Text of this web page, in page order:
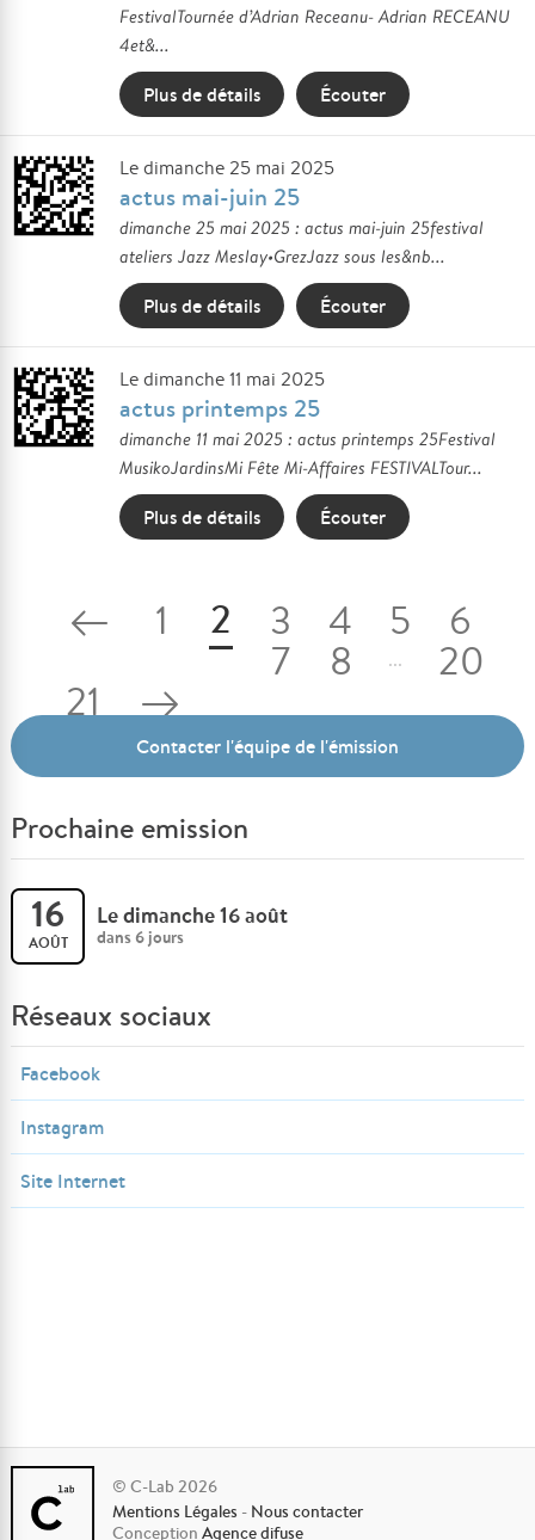
FestivalTournée d’Adrian Receanu- Adrian RECEANU
4et&...
Plus de détails Écouter
Le dimanche 25 mai 2025
actus mai-juin 25
dimanche 25 mai 2025 : actus mai-juin 25festival
ateliers Jazz Meslay•GrezJazz sous les&nb...
Plus de détails Écouter
Le dimanche 11 mai 2025
actus printemps 25
dimanche 11 mai 2025 : actus printemps 25Festival
MusikoJardinsMi Fête Mi-Affaires FESTIVALTour...
Plus de détails Écouter
1 2 3 4 5
6
7
8 ...
20
21
Contacter l'équipe de l'émission
Prochaine emission
16
AOÛT
Le dimanche 16 août
dans 6 jours
Réseaux sociaux
Facebook
Instagram
Site Internet
© C-Lab 2026
Mentions Légales - Nous contacter
ConceptionAgence difuse